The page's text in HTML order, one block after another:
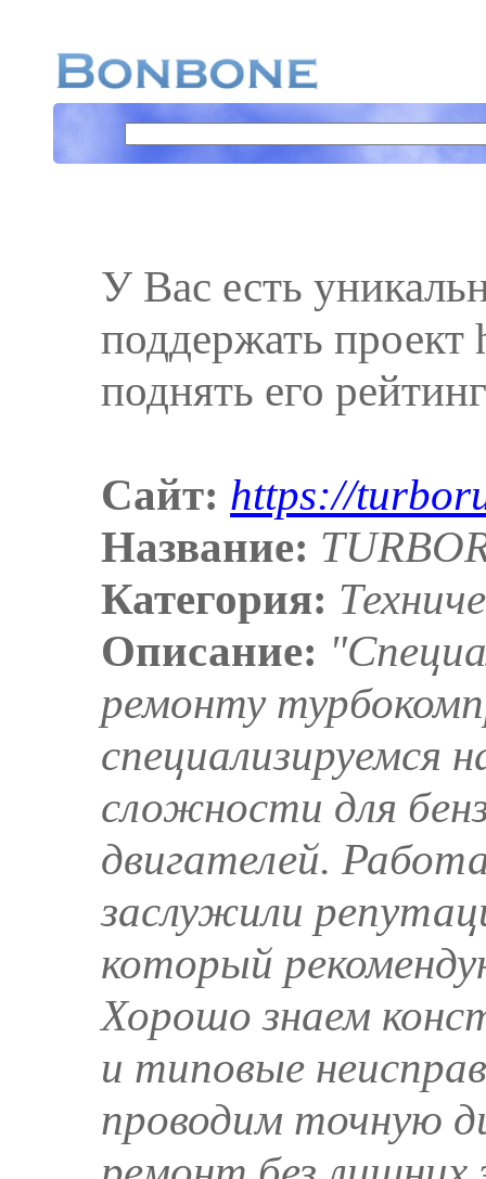
У Вас есть
поддержать
поднять его
Сайт: https://
Название:
Категория:
Описание:
ремонту
специализируемся
сложности для
двигателей.
заслужили
который
Хорошо знаем
и типовые
проводим точную